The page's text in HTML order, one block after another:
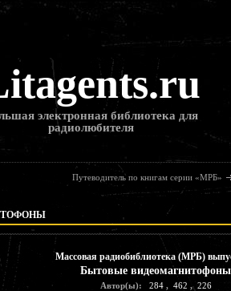
электронная библиотека для
радиолюбителя
Путеводитель по книгам серии «МРБ»
Массовая радиобиблиотека (МРБ)
Бытовые видеомагнитофоны
Автор(ы): 284, 462 , 226